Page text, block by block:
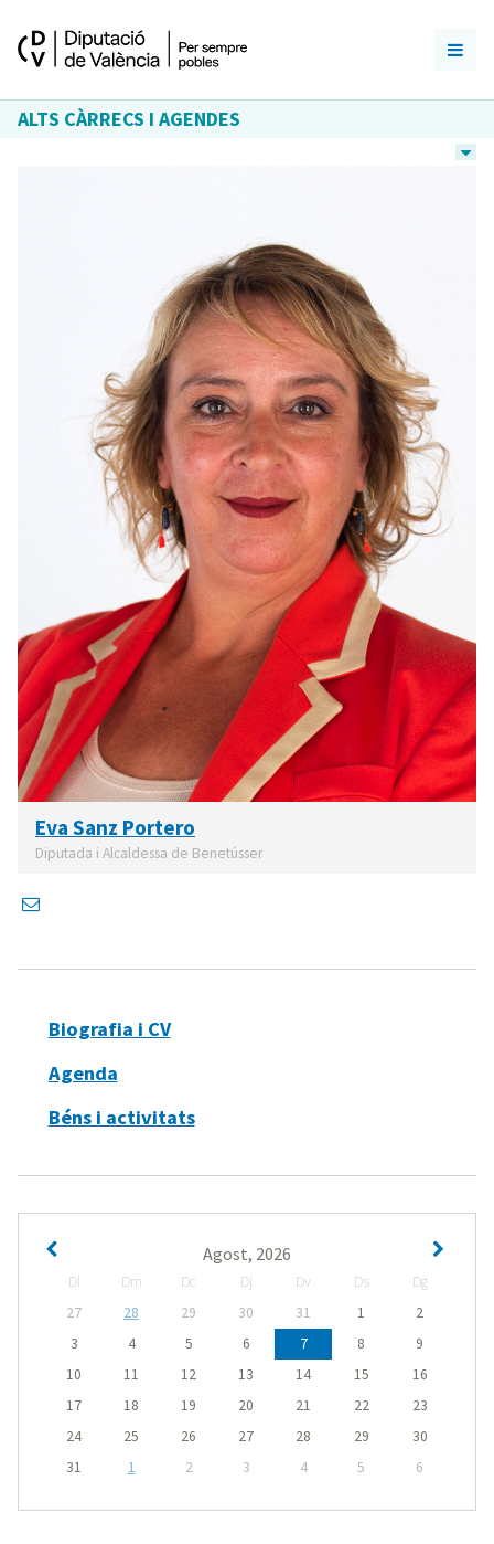
ALTS CÀRRECS I AGENDES
Eva Sanz Portero
Diputada i Alcaldessa de Benetússer
Biografia i CV
Agenda
Béns i activitats
Agost, 2026
Dl Dm Dc Dj Dv Ds
Dg
27
28 29 30 31 1
2
3
4 5 6 7 8
9
10
11 12 13 14 15
16
17
18 19 20 21 22
23
24
25 26 27 28 29
30
31
1 2 3 4 5 6